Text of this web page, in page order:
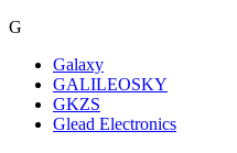
G
Galaxy
GALILEOSKY
GKZS
Glead Electronics